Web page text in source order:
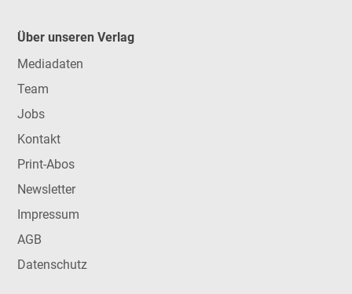
Über unseren Verlag
Mediadaten
Team
Jobs
Kontakt
Print-Abos
Newsletter
Impressum
AGB
Datenschutz